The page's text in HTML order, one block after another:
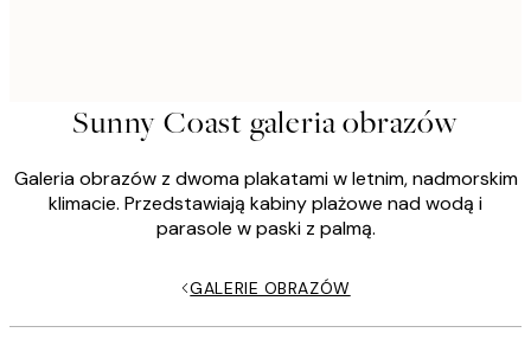
Sunny Coast galeria obrazów
Galeria obrazów z dwoma plakatami w letnim, nadmorskim
klimacie. Przedstawiają kabiny plażowe nad wodą i
parasole w paski z palmą.
GALERIE OBRAZÓW